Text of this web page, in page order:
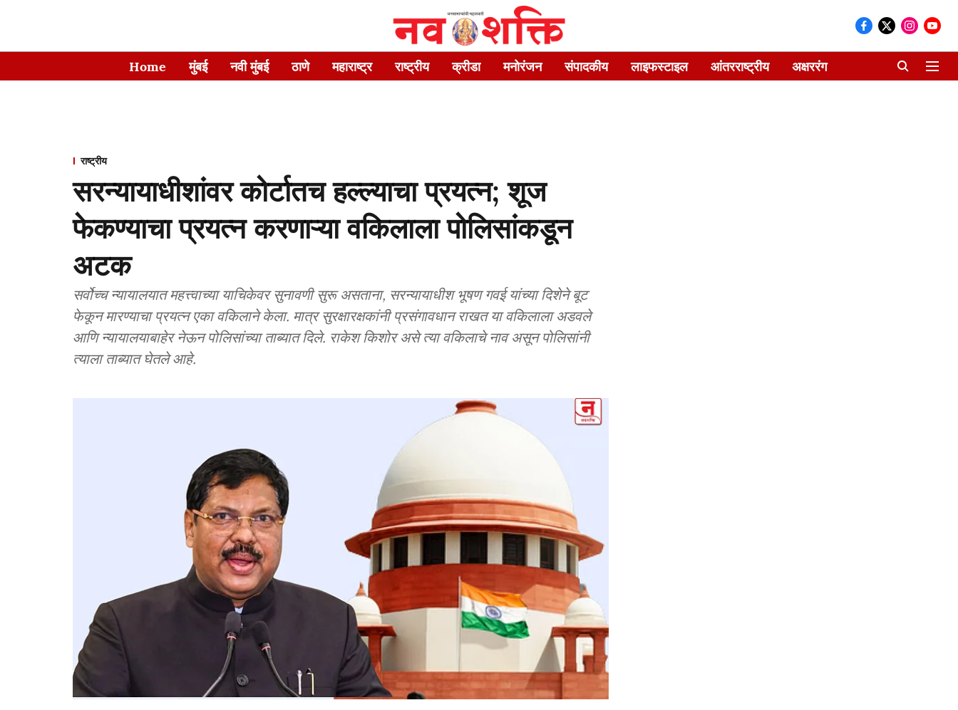
Home मुंबई नवी मुंबई ठाणे महाराष्ट्र राष्ट्रीय क्रीडा मनोरंजन संपादकीय लाइफस्टाइल आंतरराष्ट्रीय अक्षररंग
राष्ट्रीय
सरन्यायाधीशांवर कोर्टातच हल्ल्याचा प्रयत्न; शूज
फेकण्याचा प्रयत्न करणाऱ्या वकिलाला पोलिसांकडून
अटक
सर्वोच्च न्यायालयात महत्त्वाच्या याचिकेवर सुनावणी सुरू असताना, सरन्यायाधीश भूषण गवई यांच्या दिशेने बूट
फेकून मारण्याचा प्रयत्न एका वकिलाने केला. मात्र सुरक्षारक्षकांनी प्रसंगावधान राखत या वकिलाला अडवले
आणि न्यायालयाबाहेर नेऊन पोलिसांच्या ताब्यात दिले. राकेश किशोर असे त्या वकिलाचे नाव असून पोलिसांनी
त्याला ताब्यात घेतले आहे.